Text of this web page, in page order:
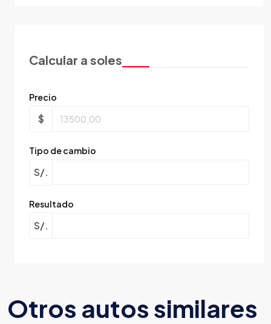
Calcular a soles
Precio
$
Tipo de cambio
S/.
Resultado
S/.
Otros autos similares